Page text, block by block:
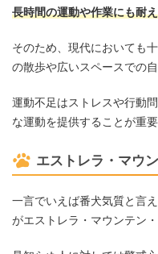
長時間の運動や作業にも耐
そのため、現代においても
の散歩や広いスペースでの
運動不足はストレスや行動
な運動を提供することが重要
エストレラ・マウ
一言でいえば番犬気質と言
がエストレラ・マウンテン